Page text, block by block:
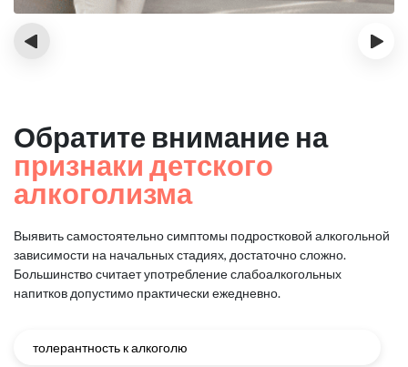
‹ ›
Обратите внимание на
признаки детского
алкоголизма
Выявить самостоятельно симптомы подростковой алкогольной
зависимости на начальных стадиях, достаточно сложно.
Большинство считает употребление слабоалкогольных
напитков допустимо практически ежедневно.
толерантность к алкоголю